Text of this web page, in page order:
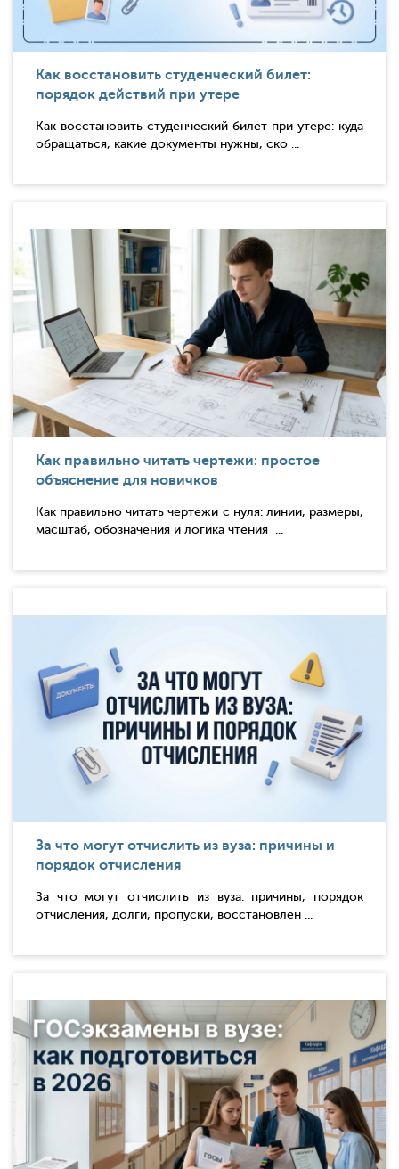
Как восстановить студенческий билет:
порядок действий при утере
Как восстановить студенческий билет при утере: куда
обращаться, какие документы нужны, ско ...
Как правильно читать чертежи: простое
объяснение для новичков
Как правильно читать чертежи с нуля: линии, размеры,
масштаб, обозначения и логика чтения ...
За что могут отчислить из вуза: причины и
порядок отчисления
За что могут отчислить из вуза: причины, порядок
отчисления, долги, пропуски, восстановлен ...